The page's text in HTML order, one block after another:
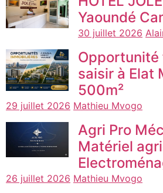
Yaoundé
30 juillet 2026
Opportunité
saisir à Elat
500m²
29 juillet 2026 Mathieu Mvogo
Agri Pro
Matériel
26 juillet 2026 Mathieu Mvogo